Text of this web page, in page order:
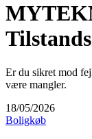
Er du sikret mod
være mangler.
18/05/2026
Boligkøb